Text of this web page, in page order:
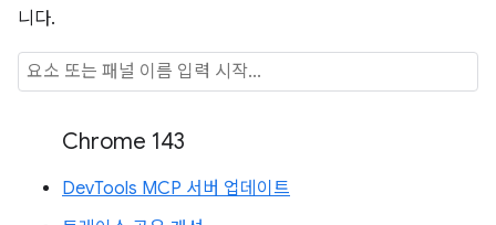
니다.
Chrome 143
DevTools MCP 서버 업데이트